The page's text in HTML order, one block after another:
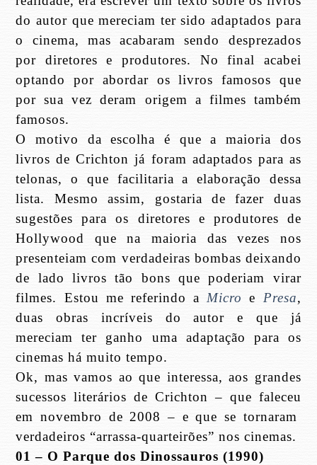
do autor que mereciam ter sido adaptados para
o cinema, mas acabaram sendo desprezados
por diretores e produtores. No final acabei
optando por abordar os livros famosos que
por sua vez deram origem a filmes também
famosos.
O motivo da escolha é que a maioria dos
livros de Crichton já foram adaptados para as
telonas, o que facilitaria a elaboração dessa
lista. Mesmo assim, gostaria de fazer duas
sugestões para os diretores e produtores de
Hollywood que na maioria das vezes nos
presenteiam com verdadeiras bombas deixando
de lado livros tão bons que poderiam virar
filmes. Estou me referindo aMicro e Presa,
duas obras incríveis do autor e que já
mereciam ter ganho uma adaptação para os
cinemas há muito tempo.
Ok, mas vamos ao que interessa, aos grandes
sucessos literários de Crichton – que faleceu
em novembro de 2008 – e que se tornaram
verdadeiros “arrassa-quarteirões” nos cinemas.
01 – O Parque dos Dinossauros (1990)